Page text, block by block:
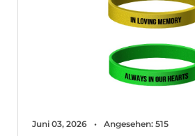
Juni 03, 2026 Angesehen: 515